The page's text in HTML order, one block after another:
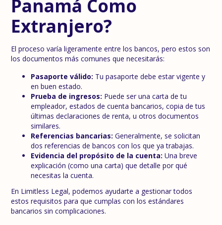
Panamá Como
Extranjero?
El proceso varía ligeramente entre los bancos, pero estos son
los documentos más comunes que necesitarás:
Pasaporte válido: Tu pasaporte debe estar vigente y
en buen estado.
Prueba de ingresos: Puede ser una carta de tu
empleador, estados de cuenta bancarios, copia de tus
últimas declaraciones de renta, u otros documentos
similares.
Referencias bancarias: Generalmente, se solicitan
dos referencias de bancos con los que ya trabajas.
Evidencia del propósito de la cuenta: Una breve
explicación (como una carta) que detalle por qué
necesitas la cuenta.
En Limitless Legal, podemos ayudarte a gestionar todos
estos requisitos para que cumplas con los estándares
bancarios sin complicaciones.